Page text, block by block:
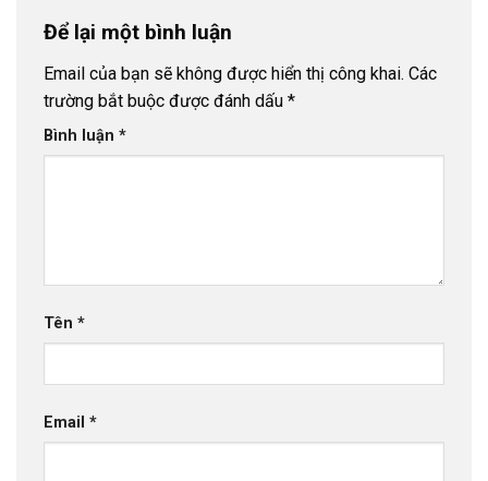
Để lại một bình luận
Email của bạn sẽ không được hiển thị công khai. Các
trường bắt buộc được đánh dấu *
Bình luận *
Tên *
Email *